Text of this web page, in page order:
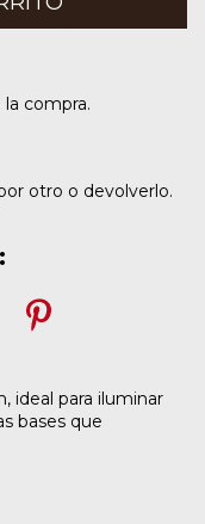
compra.
otro o devolverlo.
ideal para iluminar
bases que